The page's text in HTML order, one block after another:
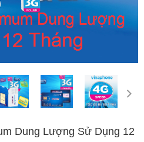
Dung Lượng Sử Dụng 12